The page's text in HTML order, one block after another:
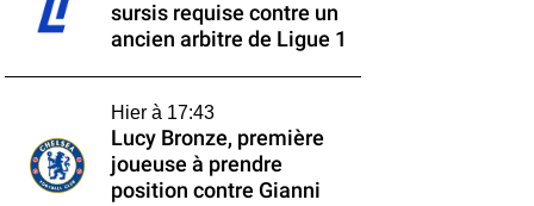
sursis requise contre un
ancien arbitre de Ligue 1
Hier à 17:43
Lucy Bronze, première
joueuse à prendre
position contre Gianni